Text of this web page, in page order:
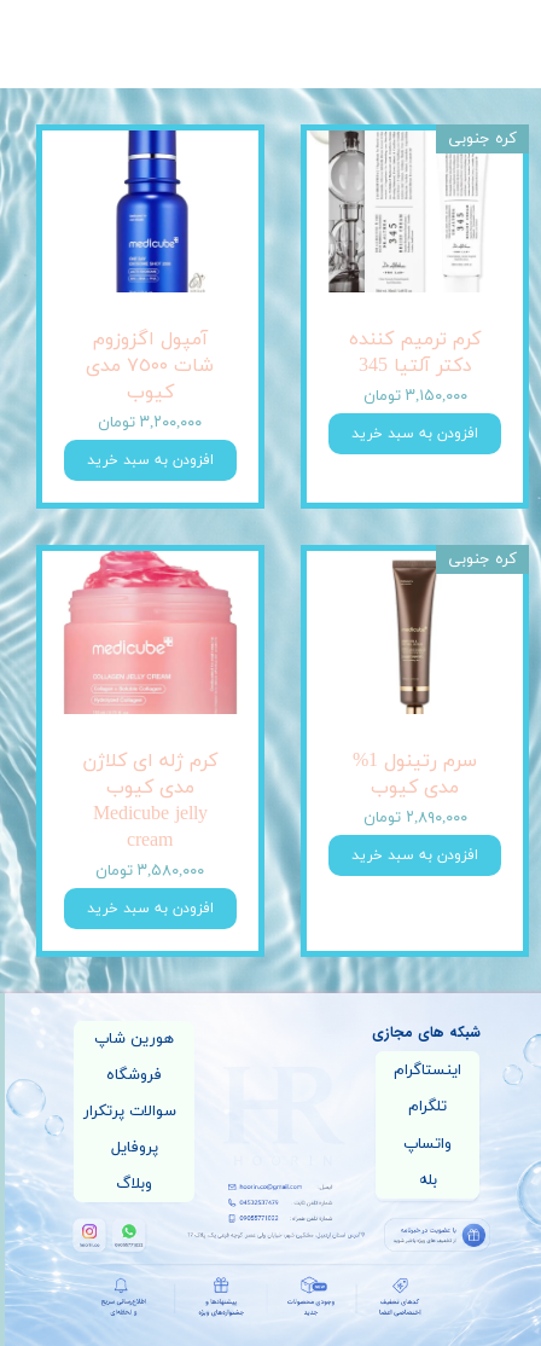
کرم ترمیم کننده
دکتر آلتیا 345
۳,۱۵۰,۰۰۰ تومان
افزودن به سبد خرید
کره جنوبی
آمپول اگزوزوم
شات ٧٥٠٠ مدی
کیوب
۳,۲۰۰,۰۰۰ تومان
افزودن به سبد خرید
سرم رتینول 1%
مدی کیوب
۲,۸۹۰,۰۰۰ تومان
افزودن به سبد خرید
کره جنوبی
کرم ژله ای کلاژن
مدی کیوب
Medicube jelly
cream
۳,۵۸۰,۰۰۰ تومان
افزودن به سبد خرید
هورین شاپ
فروشگاه
سوالات پرتکرار
پروفایل
وبلاگ
اینستاگرام
تلگرام
واتساپ
بله
شبکه های مجازی